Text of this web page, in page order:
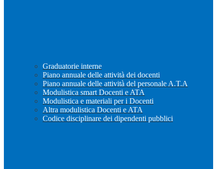
Graduatorie interne
Piano annuale delle attività dei docenti
Piano annuale delle attività del personale A.T.A
Modulistica smart Docenti e ATA
Modulistica e materiali per i Docenti
Altra modulistica Docenti e ATA
Codice disciplinare dei dipendenti pubblici